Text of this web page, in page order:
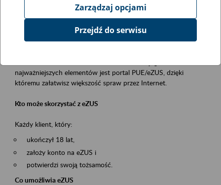
Opis wydarzenia
Platforma Usług Elektronicznych ZUS eZUS
najważniejszych elementów jest portal PUE/eZUS, dzięki
któremu załatwisz większość spraw przez Internet.
Kto może skorzystać z eZUS
Każdy klient, który:
ukończył 18 lat,
założy konto na eZUS i
potwierdzi swoją tożsamość.
Co umożliwia eZUS
Zarządzaj opcjami
Przejdź do serwisu